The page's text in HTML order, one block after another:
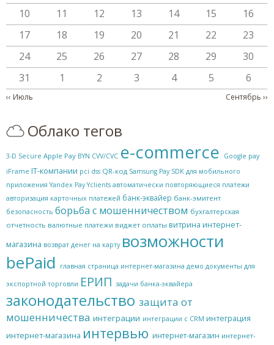
10
11 12 13 14 15
16
17
18 19 20 21 22
23
24
25 26 27 28 29
30
31
1 2 3 4 5 6
Нумерация страниц
‹‹ Июль Сентябрь ››
Облако тегов
3-D Secure Apple Pay BYN CVV/CVC e-commerce
Google pay
iFrame IT-компании pci dss QR-код Samsung Pay SDK для мобильного
приложения Yandex Pay Yclients автоматически повторяющиеся платежи
авторизация карточных платежей банк-эквайер банк-эмитент
безопасность борьба с мошенничеством бухгалтерская
отчетность валютные платежи виджет оплаты витрина интернет-
магазина возврат денег на карту возможности
bePaid
главная страница интернет-магазина демо документы для
экспортной торговли ЕРИП задачи банка-эквайера
законодательство защита от
мошенничества интеграции интеграции с CRM интеграция
интернет-магазина интервью интернет-магазин интернет-